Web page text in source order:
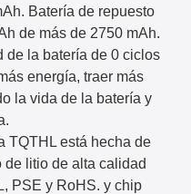
Batería de repuesto
de más de 2750 mAh.
de la batería de 0 ciclos
energía, traer más
la vida de la batería y
TQTHL está hecha de
litio de alta calidad
PSE y RoHS. y chip